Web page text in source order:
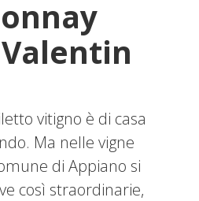
vitigno è di casa
Ma nelle vigne
di Appiano si
così straordinarie,